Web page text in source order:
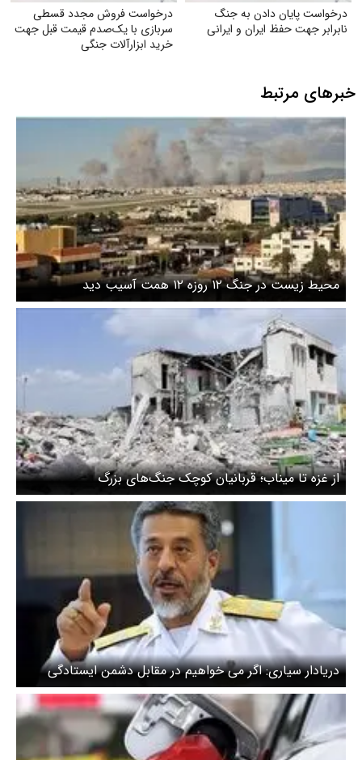
درخواست پایان دادن به جنگ
نابرابر جهت حفظ ایران و ایرانی
درخواست فروش مجدد قسطی
سربازی با یک‌صدم قیمت قبل جهت
خرید ابزارآلات جنگی
خبرهای مرتبط
محیط زیست در جنگ ۱۲ روزه ۱۲ همت آسیب دید
از غزه تا میناب؛ قربانیان کوچک جنگ‌های بزرگ
دریادار سیاری: اگر می خواهیم در مقابل دشمن ایستادگی
کنیم باید حتما قوی شویم